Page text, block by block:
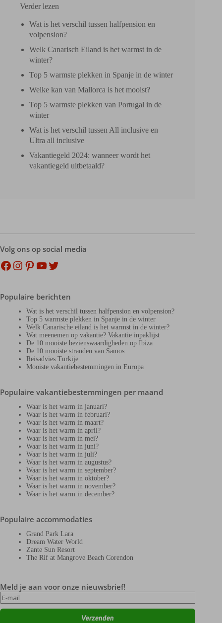
Verder lezen
Wat is het verschil tussen halfpension en
volpension?
Welk Canarisch Eiland is het warmst in de
winter?
Top 5 warmste plekken in Spanje in de winter
Welke kan van Mallorca is het mooist?
Top 5 warmste plekken van Portugal in de
winter
Wat is het verschil tussen All inclusive en
Ultra all inclusive
Vakantiegeld 2024: wanneer wordt het
vakantiegeld uitbetaald?
Volg ons op social media
Facebook
Instagram
Pinterest
YouTube
Twitter
Populaire berichten
Wat is het verschil tussen halfpension en volpension?
Top 5 warmste plekken in Spanje in de winter
Welk Canarische eiland is het warmst in de winter?
Wat meenemen op vakantie? Vakantie inpaklijst
De 10 mooiste bezienswaardigheden op Ibiza
De 10 mooiste stranden van Samos
Reisadvies Turkije
Mooiste vakantiebestemmingen in Europa
Populaire vakantiebestemmingen per maand
Waar is het warm in januari?
Waar is het warm in februari?
Waar is het warm in maart?
Waar is het warm in april?
Waar is het warm in mei?
Waar is het warm in juni?
Waar is het warm in juli?
Waar is het warm in augustus?
Waar is het warm in september?
Waar is het warm in oktober?
Waar is het warm in november?
Waar is het warm in december?
Populaire accommodaties
Grand Park Lara
Dream Water World
Zante Sun Resort
The Rif at Mangrove Beach Corendon
Meld je aan voor onze nieuwsbrief!